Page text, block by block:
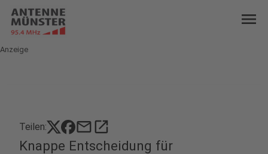
menu
Anzeige
Teilen: mailopen_in_new
Knappe Entscheidung für